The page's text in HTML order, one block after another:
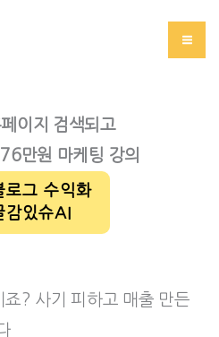
이지 검색되고
만원 마케팅 강의
로그 수익화
감있슈AI